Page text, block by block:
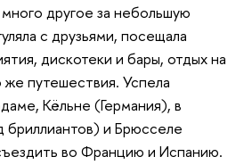
другое за небольшую
с друзьями, посещала
дискотеки и бары, отдых на
путешествия. Успела
Кёльне (Германия), в
и Брюсселе
во Францию и Испанию.